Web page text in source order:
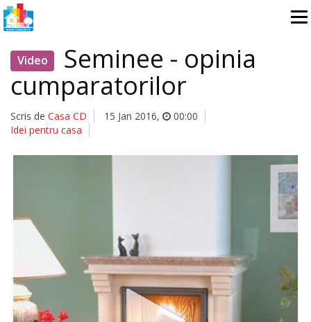
Video Seminee - opinia
cumparatorilor
Scris de Casa CD 15 Jan 2016,
00:00
Idei pentru casa